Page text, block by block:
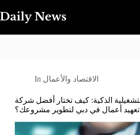
to
content
In الاقتصاد والأعمال
التشغيلية الذكية: كيف تختار أفضل شركة
تعهيد أعمال في دبي لتطوير مشروعك؟